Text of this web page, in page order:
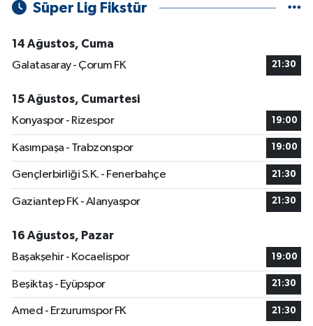
Süper Lig Fikstür
14 Ağustos, Cuma
Galatasaray - Çorum FK
21:30
15 Ağustos, Cumartesi
Konyaspor - Rizespor
19:00
Kasımpaşa - Trabzonspor 19:00
Gençlerbirliği S.K. - Fenerbahçe 21:30
Gaziantep FK - Alanyaspor 21:30
16 Ağustos, Pazar
Başakşehir - Kocaelispor
19:00
Beşiktaş - Eyüpspor 21:30
Amed - Erzurumspor FK 21:30